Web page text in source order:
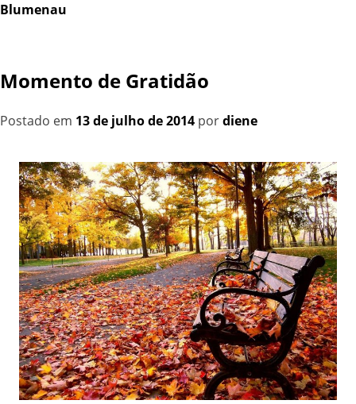
Blumenau
Momento de Gratidão
Postado em 13 de julho de 2014 pordiene